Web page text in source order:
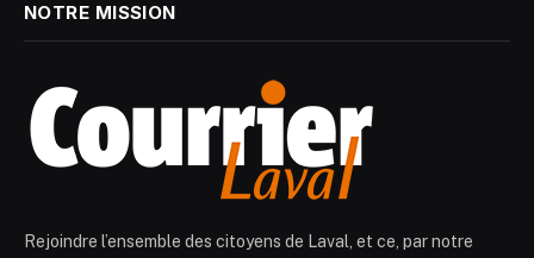
NOTRE MISSION
Rejoindre l’ensemble des citoyens de Laval, et ce, par notre